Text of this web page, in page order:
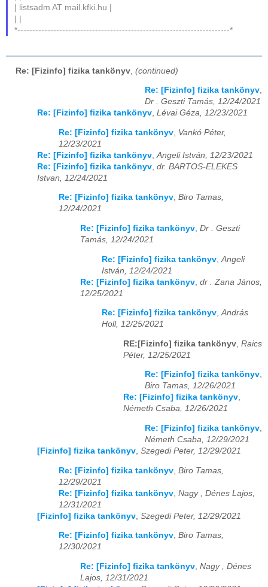
| listsadm AT mail.kfki.hu |
*-----------------------------------------------------------------------*
Re: [Fizinfo] fizika tankönyv (continued)
Re: [Fizinfo] fizika tankönyv,
Dr . Geszti Tamás, 12/24/2021
Re: [Fizinfo] fizika tankönyv, Lévai Géza, 12/23/2021
Re: [Fizinfo] fizika tankönyv Vankó Péter,
12/23/2021
Re: [Fizinfo] fizika tankönyv Angeli István, 12/23/2021
Re: [Fizinfo] fizika tankönyv dr. BARTOS-ELEKES
Istvan, 12/24/2021
Re: [Fizinfo] fizika tankönyv, Biro Tamas,
12/24/2021
Re: [Fizinfo] fizika tankönyv Dr . Geszti
Tamás, 12/24/2021
Re: [Fizinfo] fizika tankönyv Angeli
István, 12/24/2021
Re: [Fizinfo] fizika tankönyv dr . Zana János,
12/25/2021
Re: [Fizinfo] fizika tankönyv,András
Holl, 12/25/2021
RE:[Fizinfo] fizika tankönyv Raics
Péter, 12/25/2021
Re: [Fizinfo] fizika tankönyv,
Biro Tamas, 12/26/2021
Re: [Fizinfo] fizika tankönyv,
Németh Csaba, 12/26/2021
Re: [Fizinfo] fizika tankönyv
Németh Csaba, 12/29/2021
[Fizinfo] fizika tankönyv Szegedi Peter, 12/29/2021
Re: [Fizinfo] fizika tankönyv Biro Tamas,
12/29/2021
Re: [Fizinfo] fizika tankönyv Nagy , Dénes Lajos,
12/31/2021
[Fizinfo] fizika tankönyv Szegedi Peter, 12/29/2021
Re: [Fizinfo] fizika tankönyv, Biro Tamas,
12/30/2021
Re: [Fizinfo] fizika tankönyv Nagy , Dénes
Lajos, 12/31/2021